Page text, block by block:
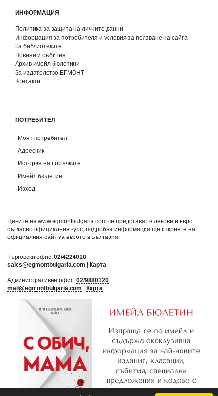
ИНФОРМАЦИЯ
Политика за защита на личните данни
Информация за потребителя и условия за ползване на сайта
За библиотеките
Новини и събития
Архив имейл бюлетини
За издателство ЕГМОНТ
Контакти
ПОТРЕБИТЕЛ
Моят потребител
Адресник
История на поръчките
Имейл бюлетин
Изход
Цените на www.egmontbulgaria.com се представят в левове и евро
съгласно официалния курс; подробна информация ще откриете на
официалния сайт за еврото в България
Търговски офис: 02/4224018
sales@egmontbulgaria.com
Карта
Административен офис: 02/9880120
mail@egmontbulgaria.com
Карта